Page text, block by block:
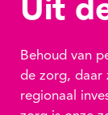
Uit
Behoud van
de zorg, daar
regionaal